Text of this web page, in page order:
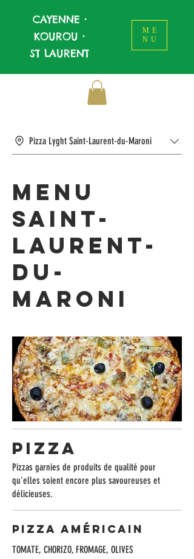
CAYENNE •
KOUROU •
ST LAURENT
ME
NU
Pizza Lyght Saint-Laurent-du-Maroni
Menu
Saint-
Laurent-
du-
Maroni
PIZZA
Pizzas garnies de produits de qualité pour
qu'elles soient encore plus savoureuses et
délicieuses.
Pizza Américain
TOMATE, CHORIZO, FROMAGE, OLIVES